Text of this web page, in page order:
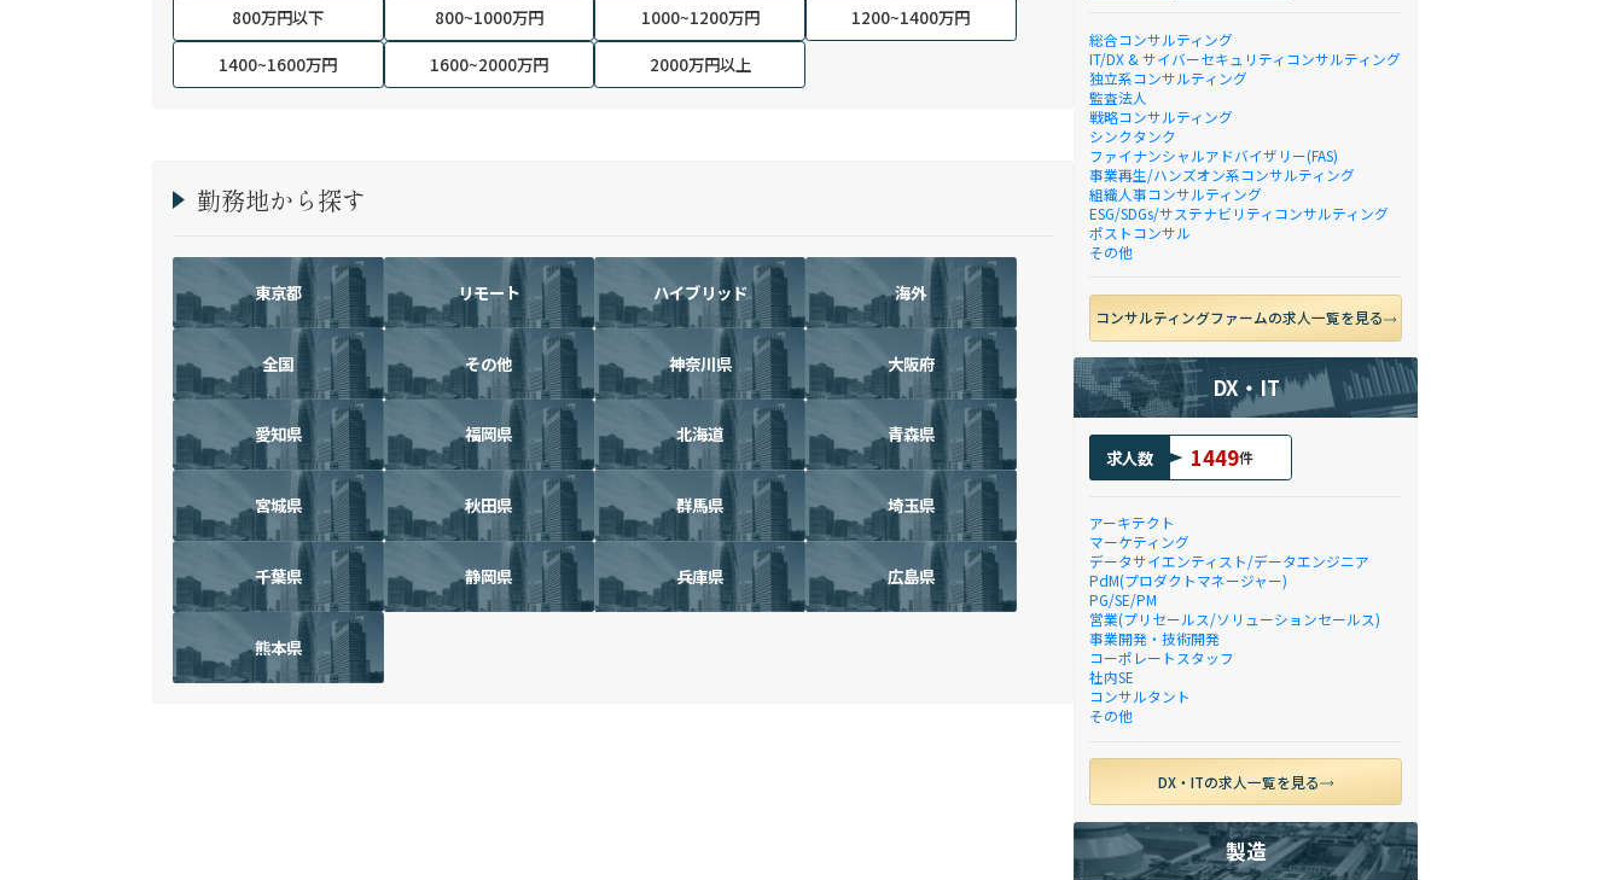
800万円以下 800~1000万円 1000~1200万円
1200~1400万円
1400~1600万円
1600~2000万円 2000万円以上
勤務地から探す
東京都 リモート ハイブリッド 海外
全国 その他 神奈川県 大阪府
愛知県 福岡県 北海道 青森県
宮城県 秋田県 群馬県 埼玉県
千葉県 静岡県 兵庫県 広島県
熊本県
総合コンサルティング
IT/DX & サイバーセキュリティコンサルティング
独立系コンサルティング
監査法人
戦略コンサルティング
シンクタンク
ファイナンシャルアドバイザリー(FAS)
事業再生/ハンズオン系コンサルティング
組織人事コンサルティング
ESG/SDGs/サステナビリティコンサルティング
ポストコンサル
その他
コンサルティングファームの求人一覧を見る
DX・IT
求人数 1449件
アーキテクト
マーケティング
データサイエンティスト/データエンジニア
PdM(プロダクトマネージャー)
PG/SE/PM
営業(プリセールス/ソリューションセールス)
事業開発・技術開発
コーポレートスタッフ
社内SE
コンサルタント
その他
DX・ITの求人一覧を見る
製造